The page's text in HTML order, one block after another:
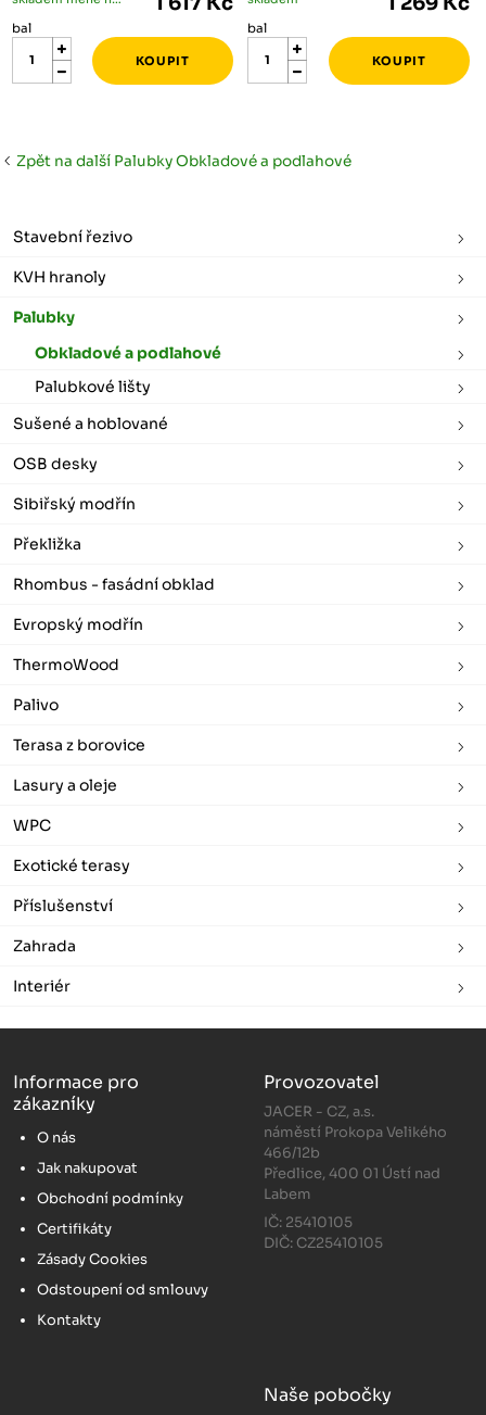
bal bal
Zpět na další Palubky Obkladové a podlahové
Stavební řezivo
KVH hranoly
Palubky
Obkladové a podlahové
Palubkové lišty
Sušené a hoblované
OSB desky
Sibiřský modřín
Překližka
Rhombus - fasádní obklad
Evropský modřín
ThermoWood
Palivo
Terasa z borovice
Lasury a oleje
WPC
Exotické terasy
Příslušenství
Zahrada
Interiér
Informace pro
zákazníky
O nás
Jak nakupovat
Obchodní podmínky
Certifikáty
Zásady Cookies
Odstoupení od smlouvy
Kontakty
Provozovatel
JACER - CZ, a.s.
náměstí Prokopa Velikého
466/12b
Předlice, 400 01 Ústí nad
Labem
IČ: 25410105
DIČ: CZ25410105
Naše pobočky